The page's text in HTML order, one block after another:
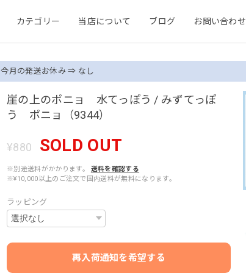
カテゴリー 当店について ブログ お問い合わせ
今月の発送お休み ⇒ なし
崖の上のポニョ 水てっぽう / みずてっぽ
う ポニョ（9344）
¥880 SOLD OUT
※別途送料がかかります。
送料を確認する
※¥10,000以上のご注文で国内送料が無料になります。
ラッピング
再入荷通知を希望する